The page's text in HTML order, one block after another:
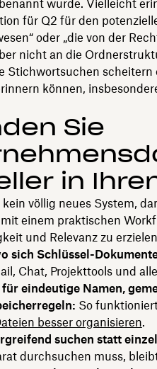
wurde. Vielleicht
für Q2 für den
oder „die von der
nicht an die
Stichwortsuchen scheitern
können,
Sie
in
völlig neues System,
einem praktischen
und Relevanz zu
sich Schlüssel-
Chat, Projekttools und
eindeutige Namen,
So
besser organisieren.
suchen statt
durchsuchen muss,